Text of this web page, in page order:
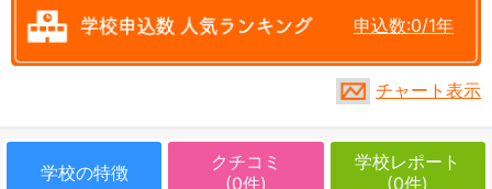
申込数:0/1年
チャート表示
学校の特徴
クチコミ
(0件)
学校レポート
(0件)